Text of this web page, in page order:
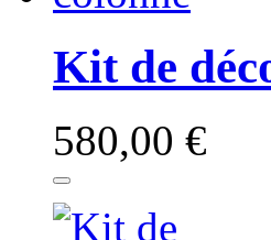
Kit de
580,00 €